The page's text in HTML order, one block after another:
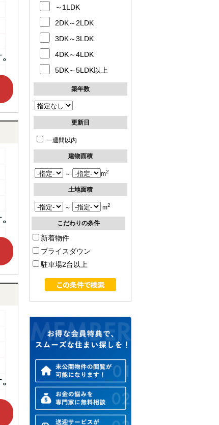
～1LDK
2DK～2LDK
3DK～3LDK
4DK～4LDK
5DK～5LDK以上
築年数
更新日
一週間以内
建物面積
～ m2
土地面積
～ m2
こだわりの条件
新着物件
プライスダウン
駐車場2台以上